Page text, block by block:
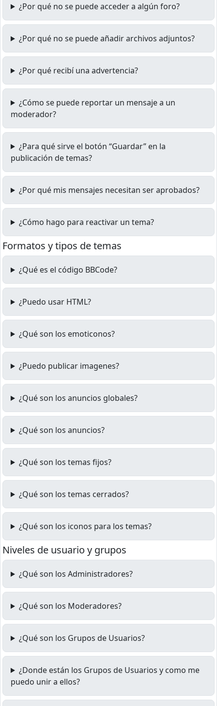
¿Por qué no se puede acceder a algún foro?
¿Por qué no se puede añadir archivos adjuntos?
¿Por qué recibí una advertencia?
¿Cómo se puede reportar un mensaje a un
moderador?
¿Para qué sirve el botón “Guardar” en la
publicación de temas?
¿Por qué mis mensajes necesitan ser aprobados?
¿Cómo hago para reactivar un tema?
Formatos y tipos de temas
¿Qué es el código BBCode?
¿Puedo usar HTML?
¿Qué son los emoticonos?
¿Puedo publicar imagenes?
¿Qué son los anuncios globales?
¿Qué son los anuncios?
¿Qué son los temas fijos?
¿Qué son los temas cerrados?
¿Qué son los iconos para los temas?
Niveles de usuario y grupos
¿Qué son los Administradores?
¿Qué son los Moderadores?
¿Qué son los Grupos de Usuarios?
¿Donde están los Grupos de Usuarios y como me
puedo unir a ellos?